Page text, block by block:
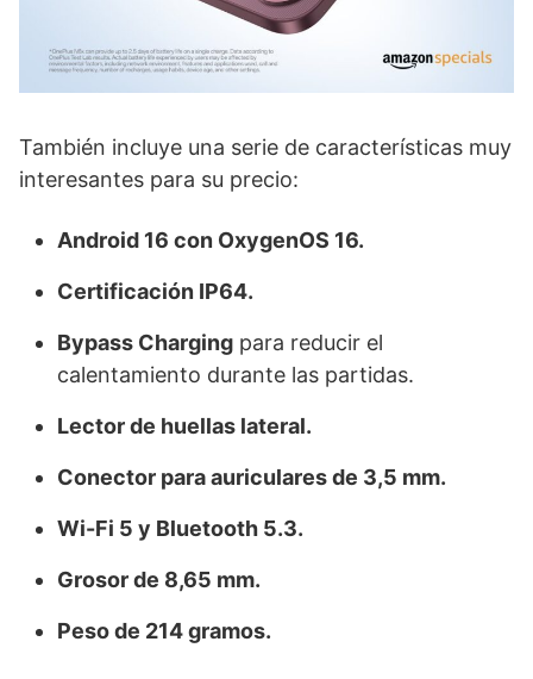
También incluye una serie de características muy
interesantes para su precio:
Android 16 con OxygenOS 16.
Certificación IP64.
Bypass Charging para reducir el
calentamiento durante las partidas.
Lector de huellas lateral.
Conector para auriculares de 3,5 mm.
Wi-Fi 5 y Bluetooth 5.3.
Grosor de 8,65 mm.
Peso de 214 gramos.